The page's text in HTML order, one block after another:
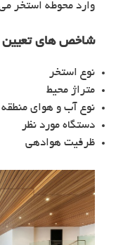
وارد محوطه استخر
شاخص های تعیین
نوع استخر
متراژ محیط
نوع آب و هوای منطقه
دستگاه مورد نظر
ظرفیت هوادهی